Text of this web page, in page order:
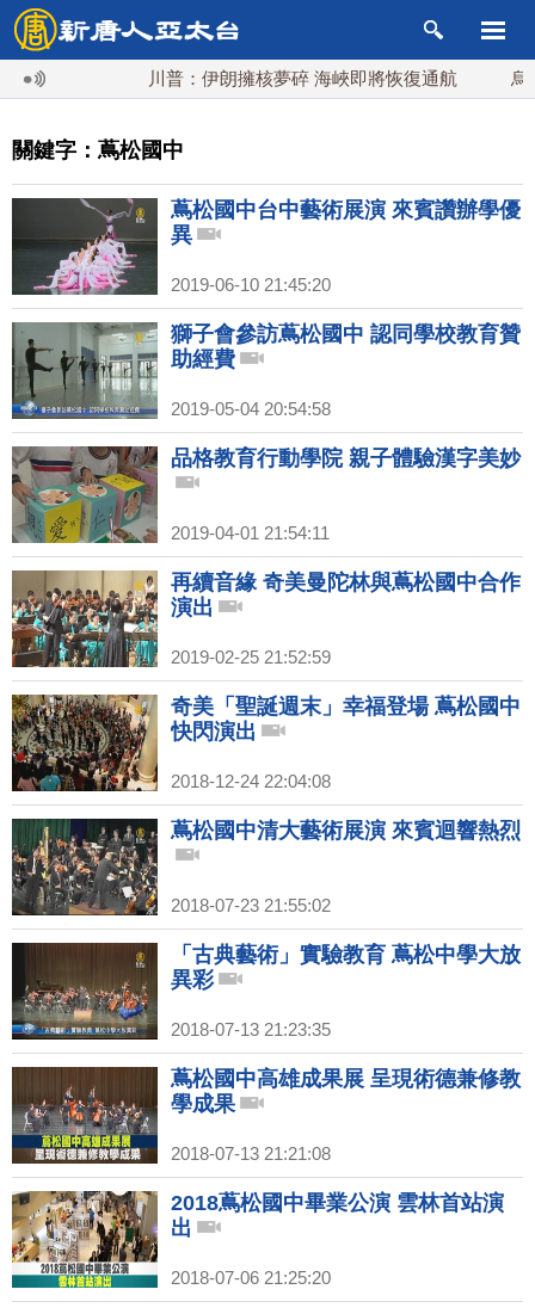
川普：伊朗擁核夢碎 海峽即將恢復通航 烏克
關鍵字：蔦松國中
蔦松國中台中藝術展演 來賓讚辦學優
異
2019-06-10 21:45:20
獅子會參訪蔦松國中 認同學校教育贊
助經費
2019-05-04 20:54:58
品格教育行動學院 親子體驗漢字美妙
2019-04-01 21:54:11
再續音緣 奇美曼陀林與蔦松國中合作
演出
2019-02-25 21:52:59
奇美「聖誕週末」幸福登場 蔦松國中
快閃演出
2018-12-24 22:04:08
蔦松國中清大藝術展演 來賓迴響熱烈
2018-07-23 21:55:02
「古典藝術」實驗教育 蔦松中學大放
異彩
2018-07-13 21:23:35
蔦松國中高雄成果展 呈現術德兼修教
學成果
2018-07-13 21:21:08
2018蔦松國中畢業公演 雲林首站演
出
2018-07-06 21:25:20